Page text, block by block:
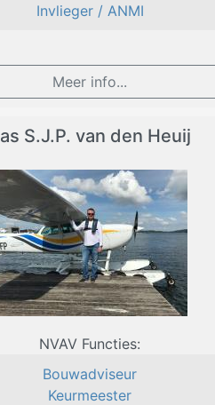
Invlieger / ANMI
Meer info...
S.J.P. van den Heuij
NVAV Functies:
Bouwadviseur
Keurmeester